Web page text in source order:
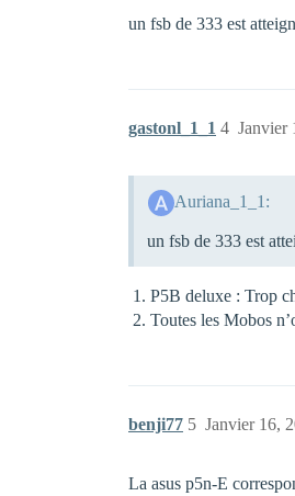
un fsb de 333 est
gastonl_1_1 Janvier
4
Auriana_1_1:
un fsb de 333 est
P5B deluxe : Trop
Toutes les Mobos
benji77 Janvier 16,
5
La asus p5n-E